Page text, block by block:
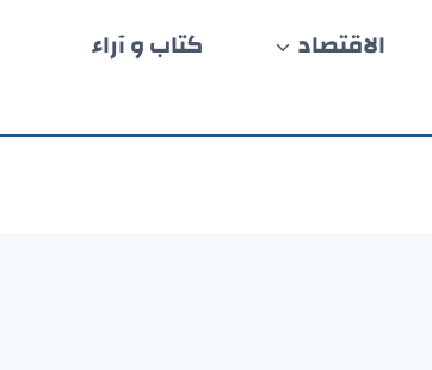
الاقتصاد
كتاب و آراء